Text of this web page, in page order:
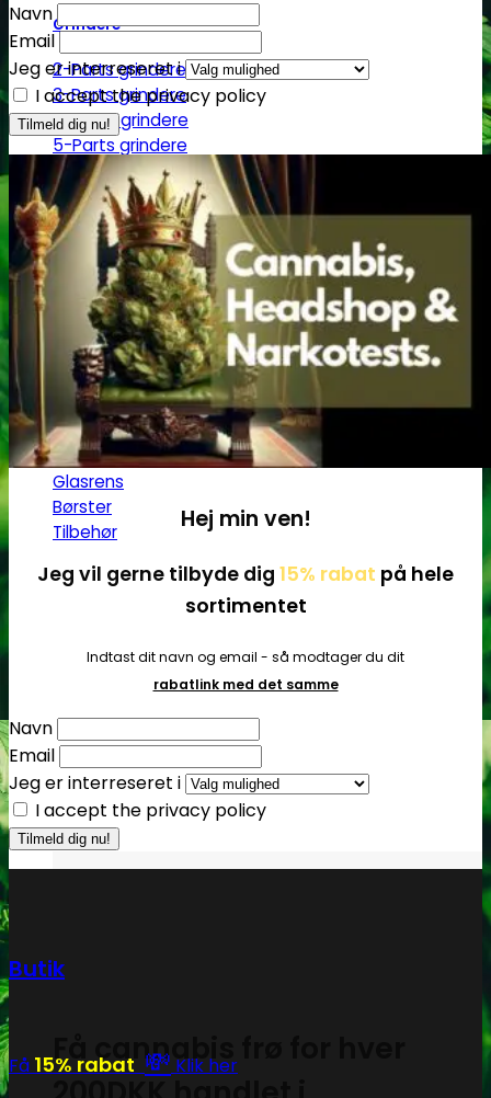
Grindere
2-Parts grindere
3-Parts grindere
4-Parts grindere
5-Parts grindere
Keramiske grindere
Røgelse
Røgelsespinde
Røgelseskegler
Salviebundter
Røgelsesholdere
Rengøring
Lugt- og duftfjernere
Glasrens
Børster
Tilbehør
Få cannabis frø for hver
Navn
Email
Jeg er interreseret i
I accept the privacy policy
Hej min ven!
Jeg vil gerne tilbyde dig 15% rabat på hele
sortimentet
Indtast dit navn og email - så modtager du dit
rabatlink med det samme
Navn
Email
Jeg er interreseret i
I accept the privacy policy
Butik
Få 15% rabat 💸 Klik her